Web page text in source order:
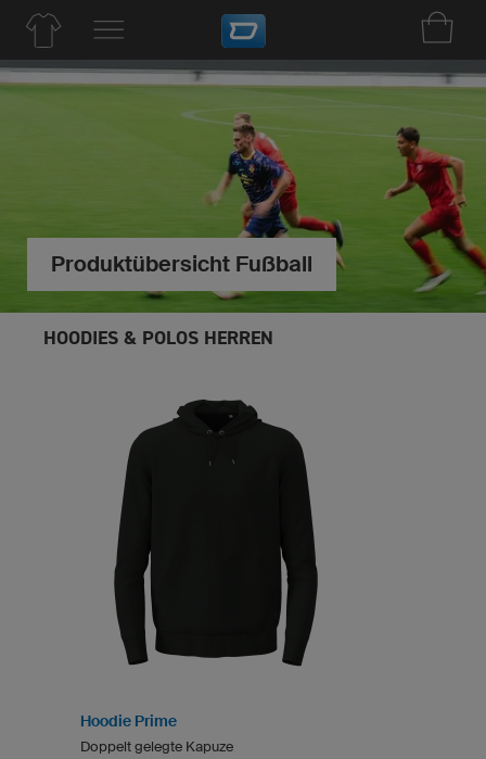
Produktübersicht Fußball
HOODIES & POLOS HERREN
Hoodie Prime
Doppelt gelegte Kapuze